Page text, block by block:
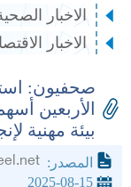
الاخبار
الاخبار
صحفيون:
الأربعين
بيئة مهنية
المصدر:
2025-08-15